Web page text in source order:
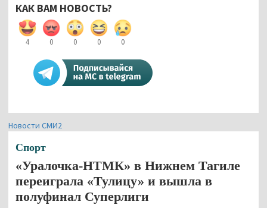
КАК ВАМ НОВОСТЬ?
4 0 0 0 0
Новости СМИ2
Спорт
«Уралочка-НТМК» в Нижнем Тагиле
переиграла «Тулицу» и вышла в
полуфинал Суперлиги